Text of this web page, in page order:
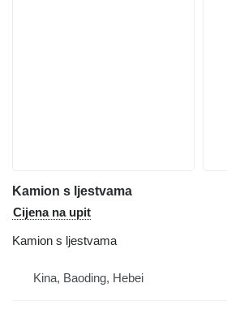
Kamion s ljestvama
Cijena na upit
Kamion s ljestvama
Kina, Baoding, Hebei